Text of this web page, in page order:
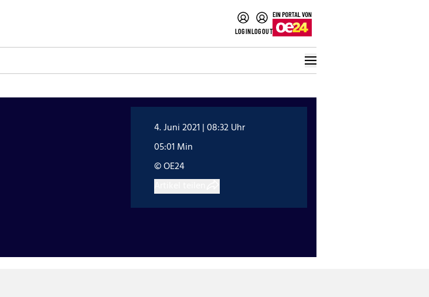
LOGINLOGOUT
4. Juni 2021 | 08:32 Uhr
05:01 Min
© OE24